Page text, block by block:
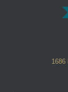
1686